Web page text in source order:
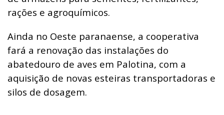
rações e agroquímicos.
Ainda no Oeste paranaense, a cooperativa
fará a renovação das instalações do
abatedouro de aves em Palotina, com a
aquisição de novas esteiras transportadoras e
silos de dosagem.